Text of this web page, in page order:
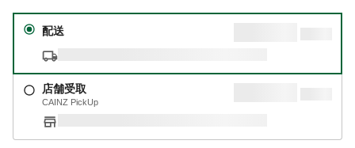
配送
店舗受取
CAINZ PickUp